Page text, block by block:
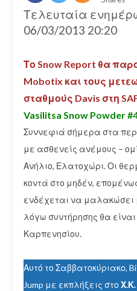
Τελευταία
06/03/2013 20:20
Το Snow Report θα
Mobotix και τους
σταθμούς Davis στη
Vasilitsa Snow Powder
Συννεφιά σήμερα στα
με ασθενείς ανέμους –
Ανήλιο, Ελατοχώρι. Οι
κοντά στο μηδέν, επομένως
ενδέχεται να μαλακώσει
λόγω συντήρησης θα είναι
Καρπενησίου.
Αυτό το Σαββατοκύριακο,
Jump με εκπλήξεις στο Χ.Κ.